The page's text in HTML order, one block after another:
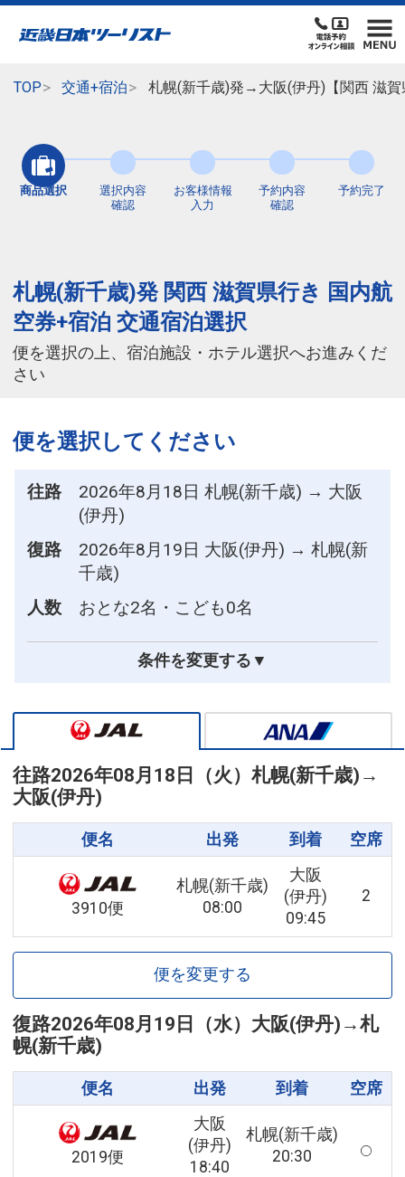
TOP 交通+宿泊 札幌(新千歳)発→大阪(伊丹)【関西 滋
商品選択
選択内容
確認
お客様情報
入力
予約内容
確認
予約完了
札幌(新千歳)発 関西 滋賀県行き 国内航
空券+宿泊 交通宿泊選択
便を選択の上、宿泊施設・ホテル選択へお進みくだ
さい
便を選択してください
往路
2026年8月18日 札幌(新千歳) → 大阪
(伊丹)
復路
2026年8月19日 大阪(伊丹) → 札幌(新
千歳)
人数
おとな2名・こども0名
条件を変更する▼
往路2026年08月18日（火） 札幌(新千歳) →
大阪(伊丹)
便名 出発 到着 空席
3910便
札幌(新千歳)
08:00
大阪
(伊丹)
09:45
2
便を変更する
復路2026年08月19日（水） 大阪(伊丹) →札
幌(新千歳)
便名 出発 到着 空席
2019便
大阪
(伊丹)
18:40
札幌(新千歳)
20:30